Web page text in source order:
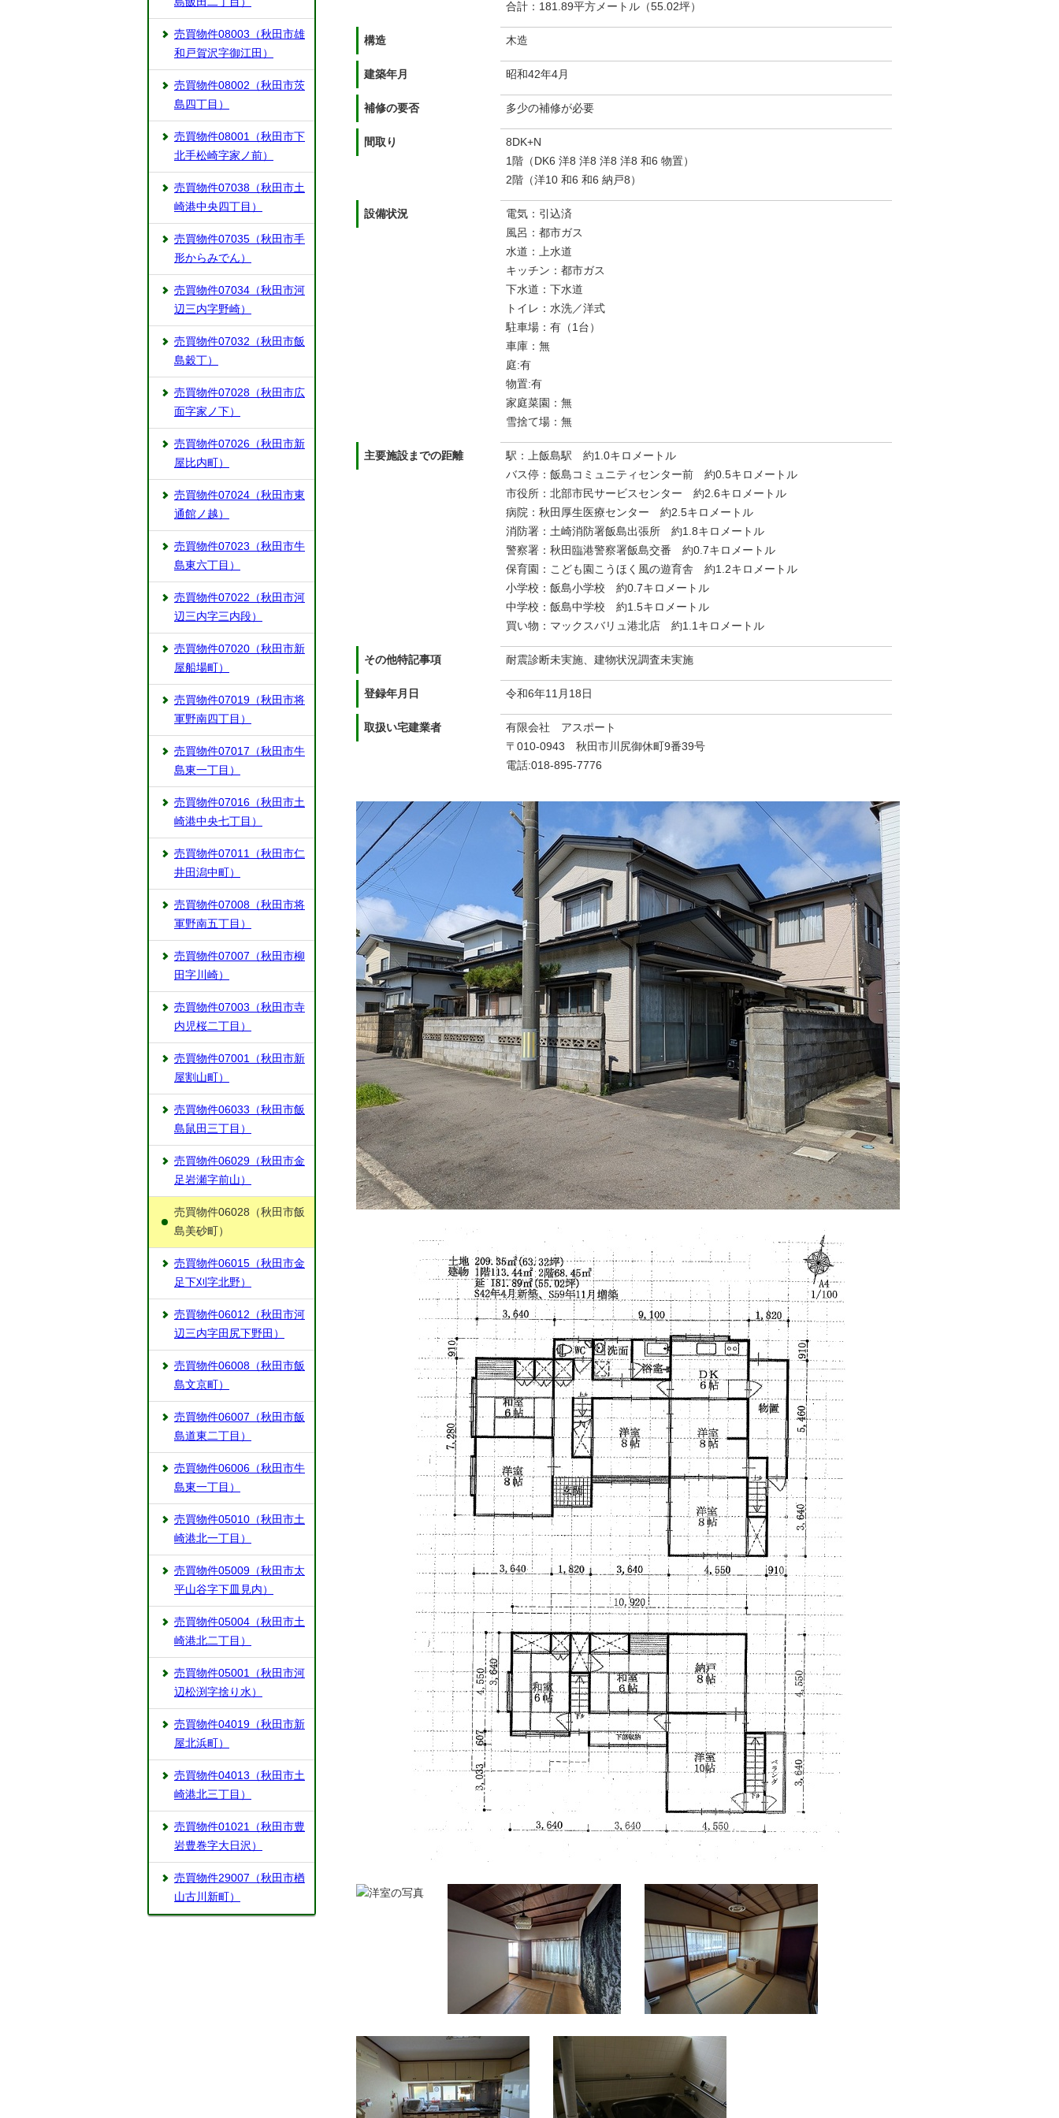
合計：181.89平方メートル（55.02坪）
構造 木造
建築年月 昭和42年4月
補修の要否 多少の補修が必要
間取り
8DK+N
1階（DK6 洋8 洋8 洋8 洋8 和6 物置）
2階（洋10 和6 和6 納戸8）
設備状況
電気：引込済
風呂：都市ガス
水道：上水道
キッチン：都市ガス
下水道：下水道
トイレ：水洗／洋式
駐車場：有（1台）
車庫：無
庭:有
物置:有
家庭菜園：無
雪捨て場：無
主要施設までの距離
駅：上飯島駅 約1.0キロメートル
バス停：飯島コミュニティセンター前 約0.5キロメートル
市役所：北部市民サービスセンター 約2.6キロメートル
病院：秋田厚生医療センター 約2.5キロメートル
消防署：土崎消防署飯島出張所 約1.8キロメートル
警察署：秋田臨港警察署飯島交番 約0.7キロメートル
保育園：こども園こうほく風の遊育舎 約1.2キロメートル
小学校：飯島小学校 約0.7キロメートル
中学校：飯島中学校 約1.5キロメートル
買い物：マックスバリュ港北店 約1.1キロメートル
その他特記事項 耐震診断未実施、建物状況調査未実施
登録年月日 令和6年11月18日
取扱い宅建業者
有限会社 アスポート
〒010-0943 秋田市川尻御休町9番39号
電話:018-895-7776
売買物件08003（秋田市雄
和戸賀沢字御江田）
売買物件08002（秋田市茨
島四丁目）
売買物件08001（秋田市下
北手松崎字家ノ前）
売買物件07038（秋田市土
崎港中央四丁目）
売買物件07035（秋田市手
形からみでん）
売買物件07034（秋田市河
辺三内字野崎）
売買物件07032（秋田市飯
島穀丁）
売買物件07028（秋田市広
面字家ノ下）
売買物件07026（秋田市新
屋比内町）
売買物件07024（秋田市東
通館ノ越）
売買物件07023（秋田市牛
島東六丁目）
売買物件07022（秋田市河
辺三内字三内段）
売買物件07020（秋田市新
屋船場町）
売買物件07019（秋田市将
軍野南四丁目）
売買物件07017（秋田市牛
島東一丁目）
売買物件07016（秋田市土
崎港中央七丁目）
売買物件07011（秋田市仁
井田潟中町）
売買物件07008（秋田市将
軍野南五丁目）
売買物件07007（秋田市柳
田字川崎）
売買物件07003（秋田市寺
内児桜二丁目）
売買物件07001（秋田市新
屋割山町）
売買物件06033（秋田市飯
島鼠田三丁目）
売買物件06029（秋田市金
足岩瀬字前山）
売買物件06028（秋田市飯
島美砂町）
売買物件06015（秋田市金
足下刈字北野）
売買物件06012（秋田市河
辺三内字田尻下野田）
売買物件06008（秋田市飯
島文京町）
売買物件06007（秋田市飯
島道東二丁目）
売買物件06006（秋田市牛
島東一丁目）
売買物件05010（秋田市土
崎港北一丁目）
売買物件05009（秋田市太
平山谷字下皿見内）
売買物件05004（秋田市土
崎港北二丁目）
売買物件05001（秋田市河
辺松渕字捨り水）
売買物件04019（秋田市新
屋北浜町）
売買物件04013（秋田市土
崎港北三丁目）
売買物件01021（秋田市豊
岩豊巻字大日沢）
売買物件29007（秋田市楢
山古川新町）